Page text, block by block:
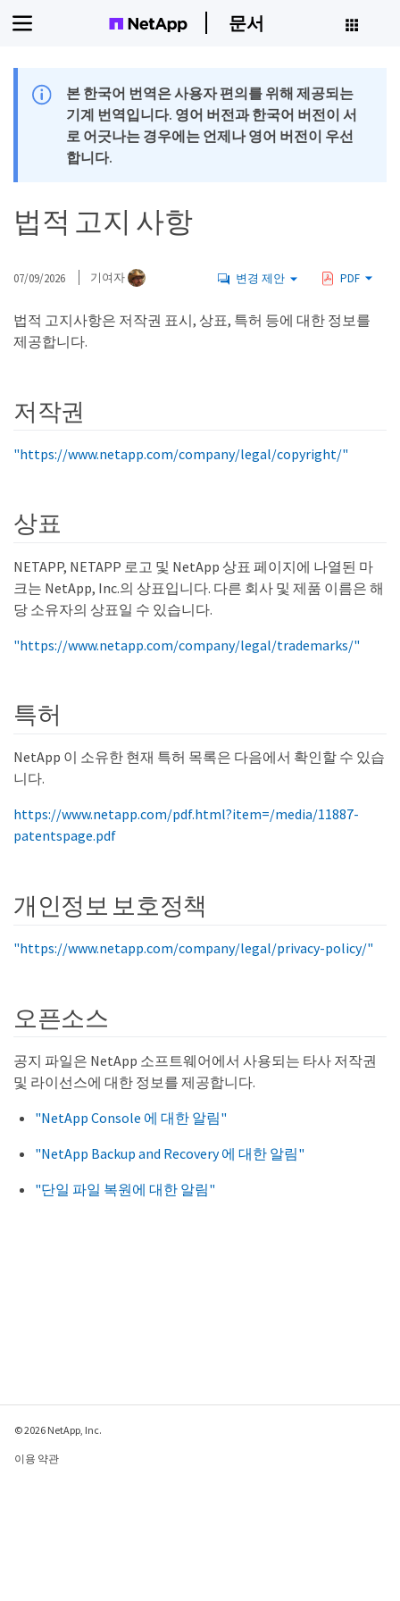
문서
본 한국어 번역은 사용자 편의를 위해 제공되는
기계 번역입니다. 영어 버전과 한국어 버전이 서
로 어긋나는 경우에는 언제나 영어 버전이 우선
합니다.
법적 고지 사항
07/09/2026 기여자 변경 제안 PDF
법적 고지사항은 저작권 표시, 상표, 특허 등에 대한 정보를
제공합니다.
저작권
"https://www.netapp.com/company/legal/copyright/"
상표
NETAPP, NETAPP 로고 및 NetApp 상표 페이지에 나열된 마
크는 NetApp, Inc.의 상표입니다. 다른 회사 및 제품 이름은 해
당 소유자의 상표일 수 있습니다.
"https://www.netapp.com/company/legal/trademarks/"
특허
NetApp 이 소유한 현재 특허 목록은 다음에서 확인할 수 있습
니다.
https://www.netapp.com/pdf.html?item=/media/11887-
patentspage.pdf
개인정보 보호정책
"https://www.netapp.com/company/legal/privacy-policy/"
오픈소스
공지 파일은 NetApp 소프트웨어에서 사용되는 타사 저작권
및 라이선스에 대한 정보를 제공합니다.
"NetApp Console 에 대한 알림"
"NetApp Backup and Recovery 에 대한 알림"
"단일 파일 복원에 대한 알림"
© 2026 NetApp, Inc.
이용 약관